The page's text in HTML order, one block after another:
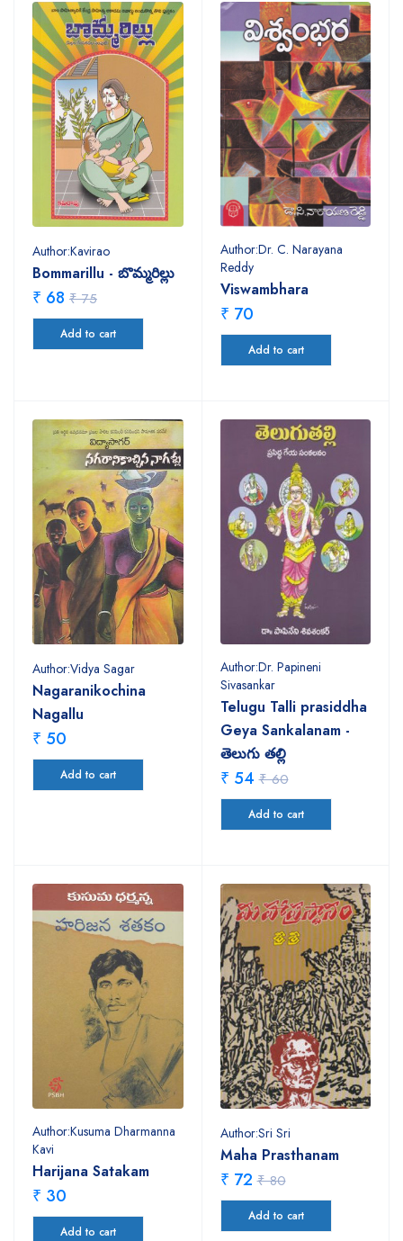
Author:Kavirao
Bommarillu - బొమ్మరిల్లు
₹ 68 ₹ 75
Add to cart
Author:Dr. C. Narayana
Reddy
Viswambhara
₹ 70
Add to cart
Author:Vidya Sagar
Nagaranikochina
Nagallu
₹ 50
Add to cart
Author:Dr. Papineni
Sivasankar
Telugu Talli prasiddha
Geya Sankalanam -
తెలుగు తల్లి
₹ 54 ₹ 60
Add to cart
Author:Kusuma Dharmanna
Kavi
Harijana Satakam
₹ 30
Add to cart
Author:Sri Sri
Maha Prasthanam
₹ 72 ₹ 80
Add to cart